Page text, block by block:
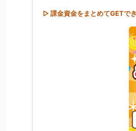
▷ 課金資金をまとめてGETで